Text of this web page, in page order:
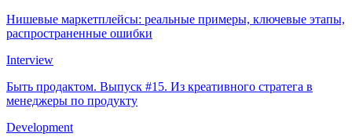
Нишевые маркетплейсы: реальные примеры, ключевые этапы,
распространенные ошибки
Interview
Быть продактом. Выпуск #15. Из креативного стратега в
менеджеры по продукту
Development